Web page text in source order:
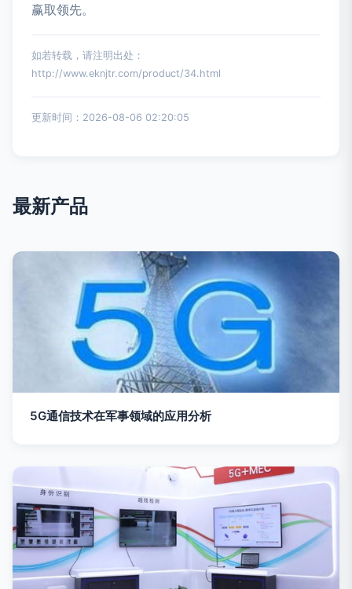
赢取领先。
如若转载，请注明出处：
http://www.eknjtr.com/product/34.html
更新时间：2026-08-06 02:20:05
最新产品
5G通信技术在军事领域的应用分析